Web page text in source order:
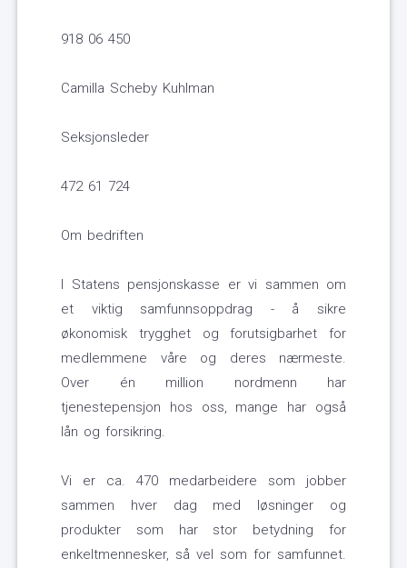
918 06 450
Camilla Scheby Kuhlman
Seksjonsleder
472 61 724
Om bedriften
I Statens pensjonskasse er vi sammen om
et viktig samfunnsoppdrag - å sikre
økonomisk trygghet og forutsigbarhet for
medlemmene våre og deres nærmeste.
Over én million nordmenn har
tjenestepensjon hos oss, mange har også
lån og forsikring.
Vi er ca. 470 medarbeidere som jobber
sammen hver dag med løsninger og
produkter som har stor betydning for
enkeltmennesker, så vel som for samfunnet.